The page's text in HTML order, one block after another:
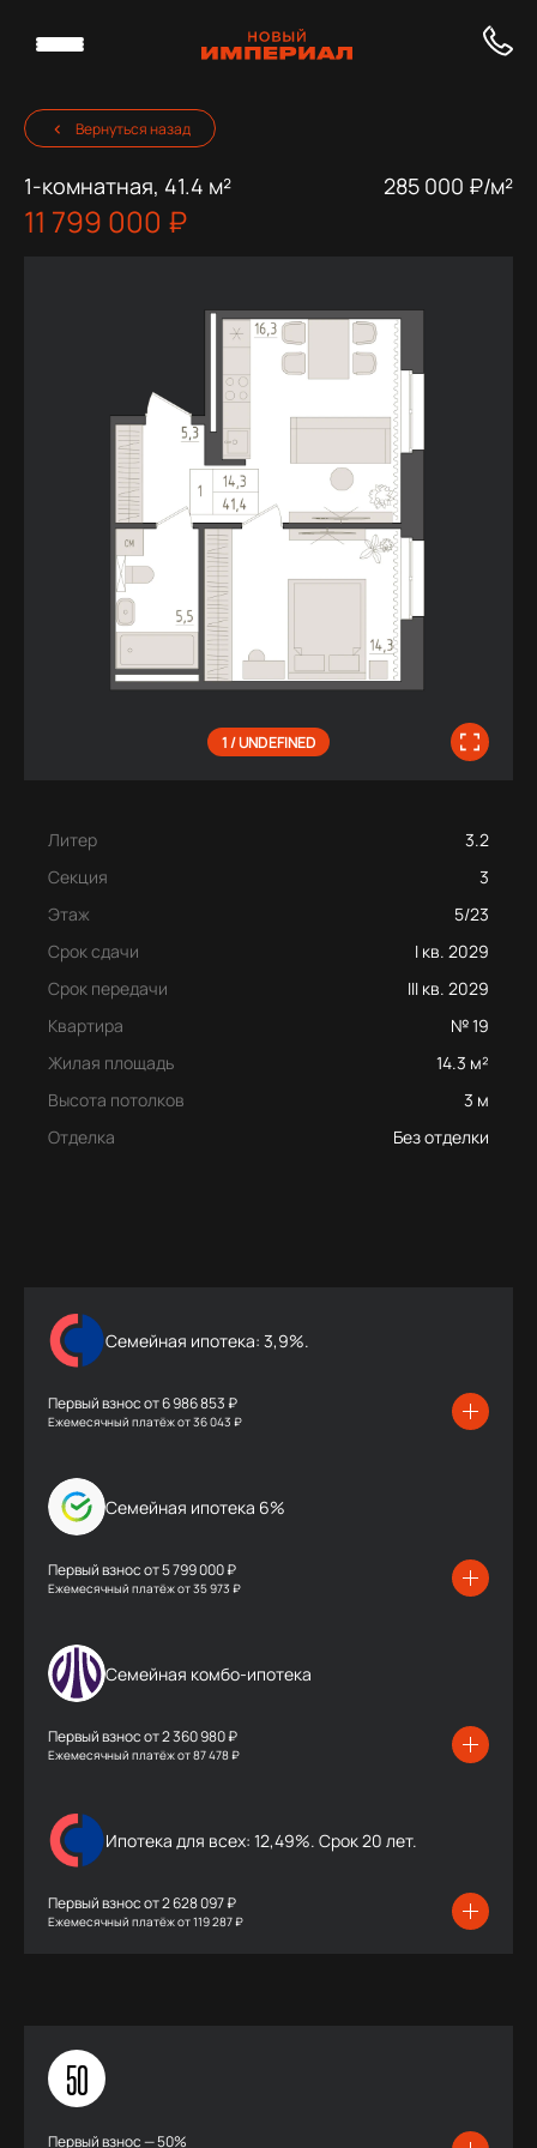
Вернуться назад
1-комнатная, 41.4 м² 285 000 ₽/м²
11 799 000 ₽
1 / UNDEFINED
Литер
3.2
Секция
3
Этаж
5/23
Срок сдачи
I кв. 2029
Срок передачи
III кв. 2029
Квартира
№ 19
Жилая площадь
14.3 м²
Высота потолков
3 м
Отделка
Без отделки
Семейная ипотека: 3,9%.
Первый взнос от6 986 853 ₽
Ежемесячный платёжот36 043 ₽
Семейная ипотека 6%
Первый взнос от5 799 000 ₽
Ежемесячный платёжот35 973 ₽
Семейная комбо-ипотека
Первый взнос от2 360 980 ₽
Ежемесячный платёжот87 478 ₽
Ипотека для всех: 12,49%. Срок 20 лет.
Первый взнос от2 628 097 ₽
Ежемесячный платёжот119 287 ₽
50
Первый взнос — 50%